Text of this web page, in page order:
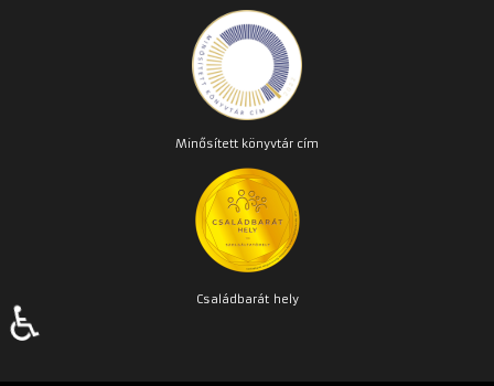
Minősített könyvtár cím
Családbarát hely